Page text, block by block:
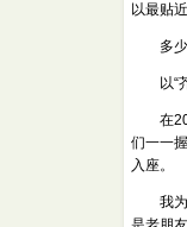
以最贴
多少
以“芥
在20
们一一
入座。
我为小